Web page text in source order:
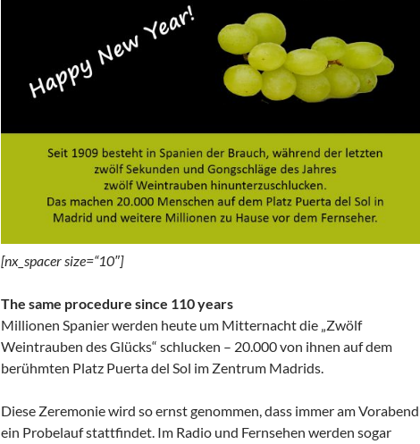
[nx_spacer size=“10″]
The same procedure since 110 years
Millionen Spanier werden heute um Mitternacht die „Zwölf
Weintrauben des Glücks“ schlucken – 20.000 von ihnen auf dem
berühmten Platz Puerta del Sol im Zentrum Madrids.
Diese Zeremonie wird so ernst genommen, dass immer am Vorabend
ein Probelauf stattfindet. Im Radio und Fernsehen werden sogar